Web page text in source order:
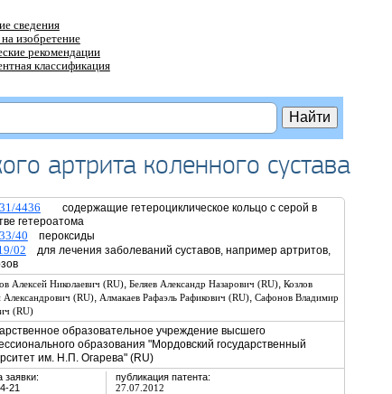
сведения
изобретение
рекомендации
классификация
артрита коленного сустава
4436 содержащие гетероциклическое кольцо с серой в
гетероатома
40 пероксиды
02 для лечения заболеваний суставов, например артритов,
Алексей Николаевич (RU), Беляев Александр Назарович (RU), Козлов
Александрович (RU), Алмакаев Рафаэль Рафикович (RU), Сафонов Владимир
(RU)
образовательное учреждение высшего
образования "Мордовский государственный
им. Н.П. Огарева" (RU)
заявки:
21
публикация патента:
27.07.2012